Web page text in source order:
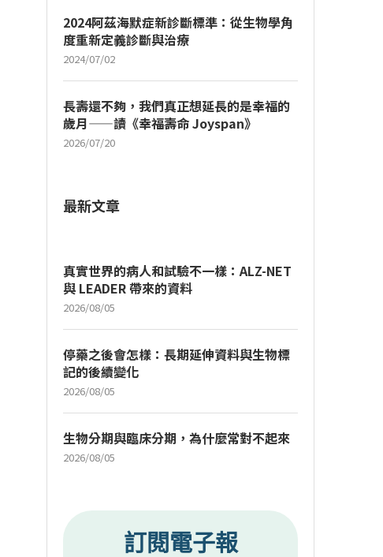
2024阿茲海默症新診斷標準：從生物學角
度重新定義診斷與治療
2024/07/02
長壽還不夠，我們真正想延長的是幸福的
歲月——讀《幸福壽命 Joyspan》
2026/07/20
最新文章
真實世界的病人和試驗不一樣：ALZ-NET
與 LEADER 帶來的資料
2026/08/05
停藥之後會怎樣：長期延伸資料與生物標
記的後續變化
2026/08/05
生物分期與臨床分期，為什麼常對不起來
2026/08/05
訂閱電子報